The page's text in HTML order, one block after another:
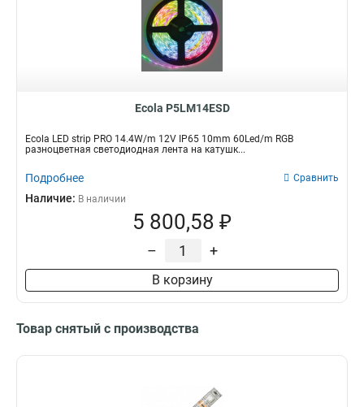
Ecola P5LM14ESD
Ecola LED strip PRO 14.4W/m 12V IP65 10mm 60Led/m RGB
разноцветная светодиодная лента на катушк...
Подробнее Сравнить
Наличие: В наличии
5 800,58 ₽
– +
В корзину
Товар снятый с производства